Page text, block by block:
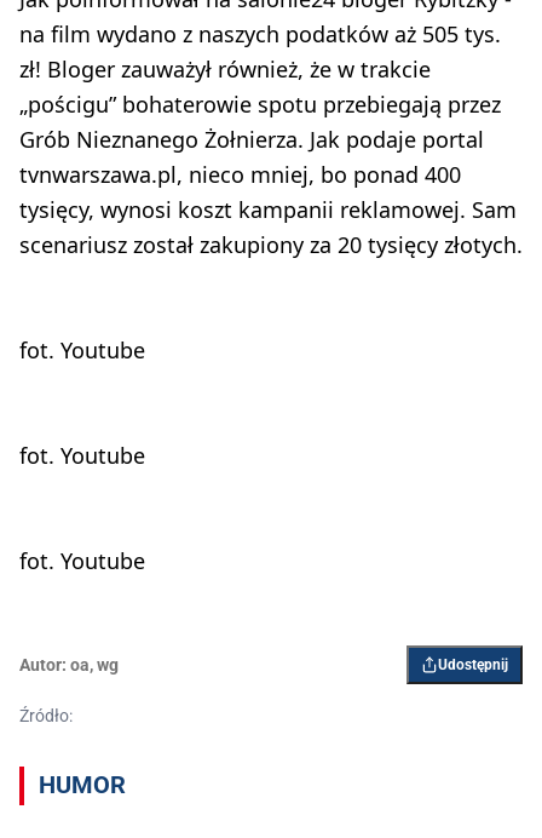
na film wydano z naszych podatków aż 505 tys.
zł! Bloger zauważył również, że w trakcie
„pościgu” bohaterowie spotu przebiegają przez
Grób Nieznanego Żołnierza. Jak podaje portal
tvnwarszawa.pl, nieco mniej, bo ponad 400
tysięcy, wynosi koszt kampanii reklamowej. Sam
scenariusz został zakupiony za 20 tysięcy złotych.
fot. Youtube
fot. Youtube
fot. Youtube
Autor: oa,wg Udostępnij
Źródło:
HUMOR